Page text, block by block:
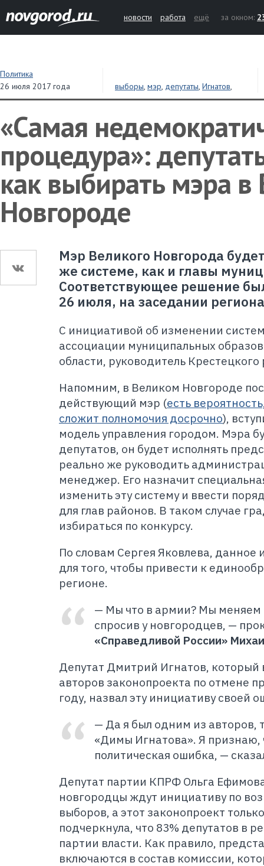
новости работа ещё за окном:
Политика
26 июля 2017 года
выборы, мэр, депутаты, Игнатов,
областная дума
«Самая
процедура»:
как выбирать мэра
Новгороде
Мэр Великого Новгорода
же системе, как и главы
Соответствующее решение
26 июля, на заседании
С инициативой об изменении
ассоциации муниципальных
области, руководитель
Напомним, в Великом Новгороде
действующий мэр (есть
сложит полномочия досрочно),
модель управления городом. Мэра
депутатов, он будет исполнять
реально же руководить
менеджер. Его назначит
изменить эту систему и ввести
для глав районов. В таком случае
избираться по конкурсу.
По словам Сергея Яковлева,
для того, чтобы привести к
регионе.
— Мы что в армии? Мы меняем
спросив у новгородцев, —
«Справедливой России»
Депутат Дмитрий Игнатов, который
авторов законопроекта по отмене
году, назвал эту инициативу своей
— Да я был одним из авторов,
«Димы Игнатова». Я признаю,
политическая ошибка, —
Депутат партии КПРФ Ольга
новгородцы ждут инициативу по
выборов, а этот законопроект
подчеркнула, что 83% депутатов в
партии власти. Как правило,
включаются в состав комиссии,